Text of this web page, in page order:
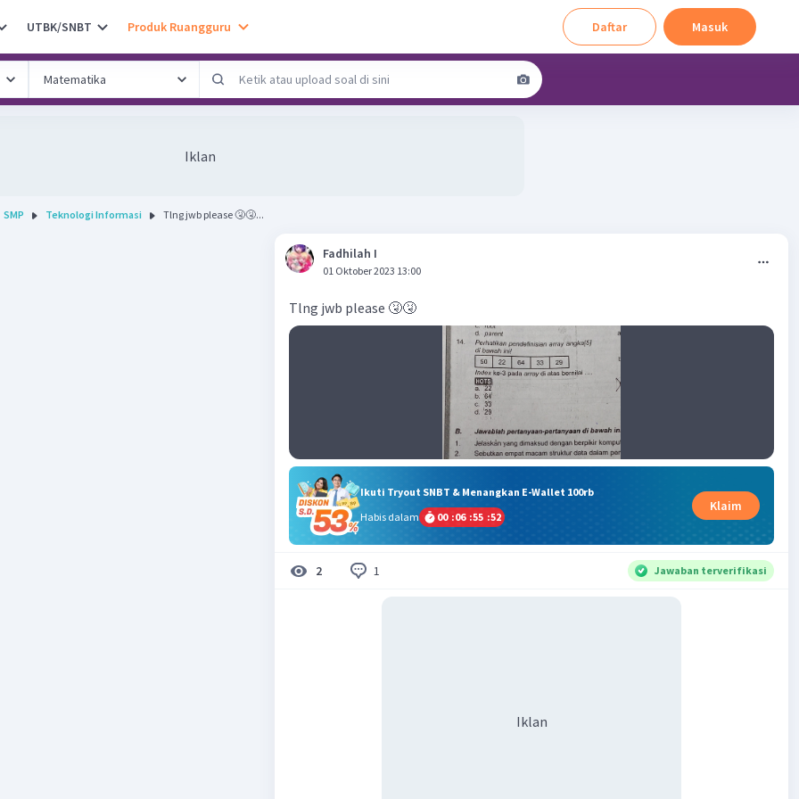
UTBK/SNBT Produk Ruangguru Daftar Masuk
Iklan
SMP Teknologi Informasi Tlng jwb please 🤧🤧...
Fadhilah I
01 Oktober 2023 13:00
Tlng jwb please 🤧🤧
Ikuti Tryout SNBT & Menangkan E-Wallet 100rb
Habis dalam
00 :06 :55 :51
Klaim
2 1 Jawaban terverifikasi
Iklan